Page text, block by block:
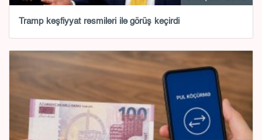
Tramp kəşfiyyat rəsmiləri ilə görüş keçirdi